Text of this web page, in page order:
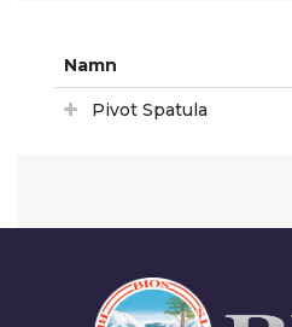
Namn
Pivot Spatula